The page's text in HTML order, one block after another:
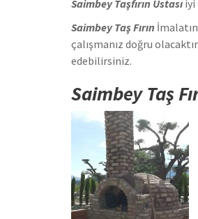
Saimbey Taşfırın Ustası iyi
Saimbey Taş Fırın
çalışmanız doğru
edebilirsiniz.
Saimbey Taş